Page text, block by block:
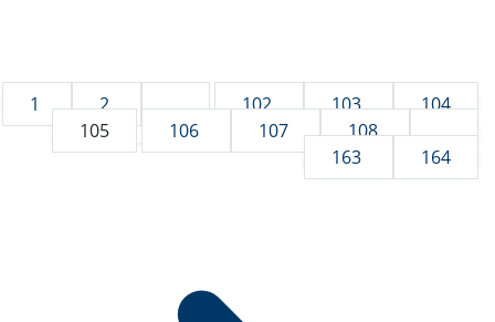
1 2 ... 102 103
104
105
106 107 108
...
163
164